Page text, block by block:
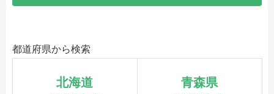
都道府県から検索
北海道 青森県